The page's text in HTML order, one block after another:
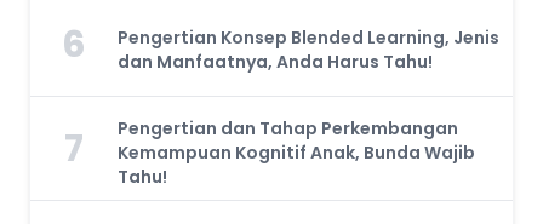
6
Pengertian Konsep Blended Learning, Jenis
dan Manfaatnya, Anda Harus Tahu!
7
Pengertian dan Tahap Perkembangan
Kemampuan Kognitif Anak, Bunda Wajib
Tahu!